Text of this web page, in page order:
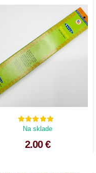
Na sklade
2.00 €